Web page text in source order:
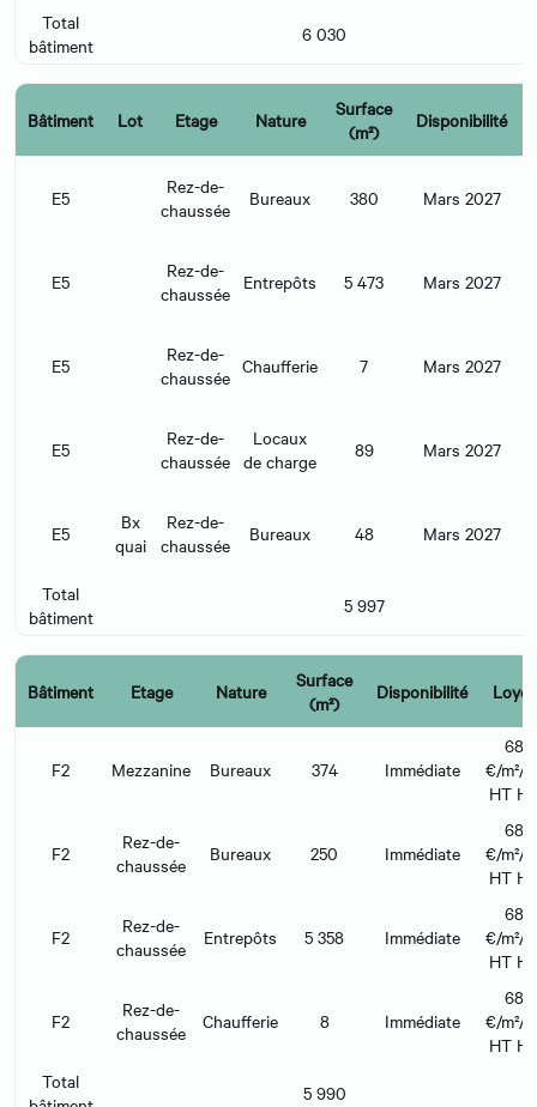
Total
bâtiment
6 030
Bâtiment Lot Etage Nature
Surface
(m²)
Disponibilité
E5
Rez-de-
chaussée
Bureaux 380 Mars 2027
E5
Rez-de-
chaussée Entrepôts 5 473 Mars 2027
E5
Rez-de-
chaussée Chaufferie 7 Mars 2027
E5
Rez-de-
chaussée
Locaux
de charge
89 Mars 2027
E5
Bx
quai
Rez-de-
chaussée
Bureaux 48 Mars 2027
Total
bâtiment
5 997
Bâtiment Etage Nature
Surface
(m²)
Disponibilité Loyer
F2 Mezzanine Bureaux 374 Immédiate
68
€/m²/
HT
F2
Rez-de-
chaussée
Bureaux 250 Immédiate
68
€/m²/
HT
F2
Rez-de-
chaussée
Entrepôts 5 358 Immédiate
68
€/m²/
HT
F2
Rez-de-
chaussée
Chaufferie 8 Immédiate
68
€/m²/
HT
Total
5 990